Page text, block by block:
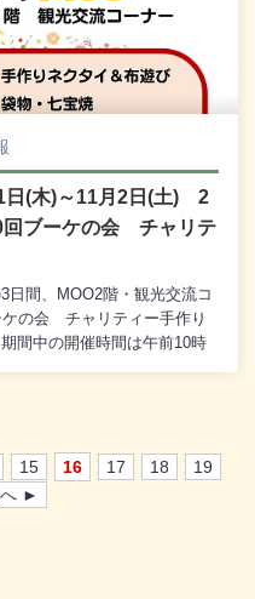
さんの皆様のご応募を心
日(木)～11月2日(土) 2
回ブーケの会 チャリテ
日間、MOO2階・観光交流コ
ケの会 チャリティー手作り
間中の開催時間は午前10時
15 16 17 18
19
►